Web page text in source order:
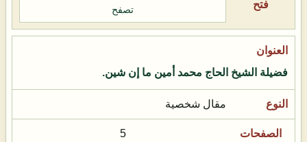
تصفح
فضيلة الشيخ الحاج محمد أمين ما إن شين.
مقال شخصية
5